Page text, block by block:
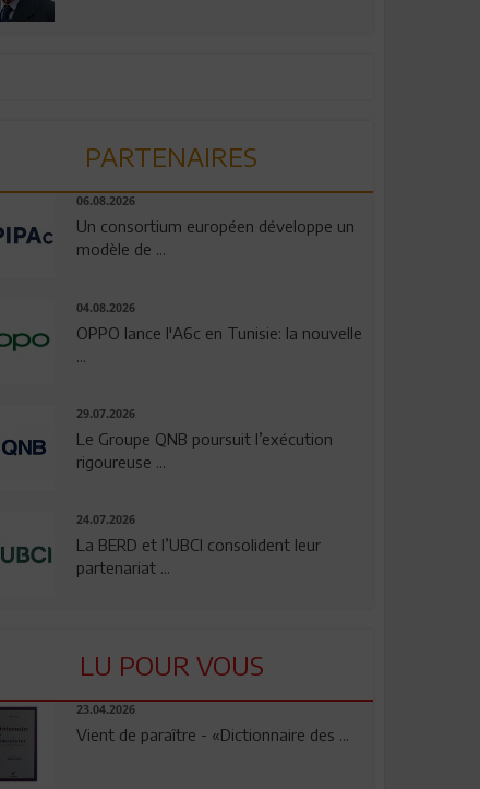
PARTENAIRES
06.08.2026
Un consortium européen développe un
modèle de ...
04.08.2026
OPPO lance l'A6c en Tunisie: la nouvelle
29.07.2026
Le Groupe QNB poursuit l’exécution
rigoureuse ...
24.07.2026
La BERD et l’UBCI consolident leur
partenariat ...
LU POUR VOUS
23.04.2026
Vient de paraître - «Dictionnaire des ...